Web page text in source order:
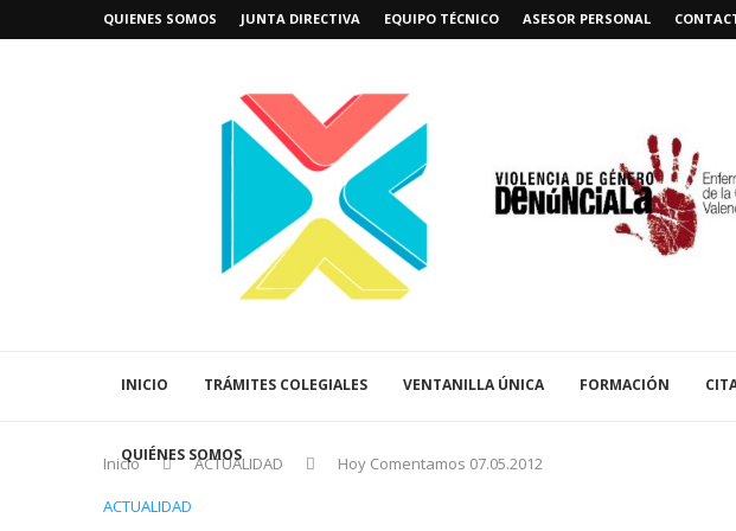
QUIENES SOMOS JUNTA DIRECTIVA EQUIPO TÉCNICO ASESOR PERSONAL
INICIO TRÁMITES COLEGIALES VENTANILLA ÚNICA FORMACIÓN
QUIÉNES SOMOS
Inicio ACTUALIDAD
Hoy Comentamos 07.05.2012
ACTUALIDAD